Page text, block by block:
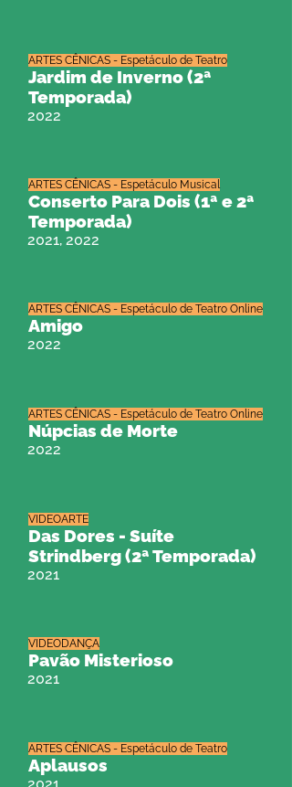
Jardim de Inverno (2ª
Temporada)
2022
ARTES CÊNICAS - Espetáculo de Teatro
Conserto Para Dois (1ª e 2ª
Temporada)
2021, 2022
ARTES CÊNICAS - Espetáculo Musical
Amigo
2022
ARTES CÊNICAS - Espetáculo de Teatro Online
Núpcias de Morte
2022
ARTES CÊNICAS - Espetáculo de Teatro Online
Das Dores - Suíte
Strindberg (2ª Temporada)
2021
VIDEOARTE
Pavão Misterioso
2021
VIDEODANÇA
Aplausos
ARTES CÊNICAS - Espetáculo de Teatro